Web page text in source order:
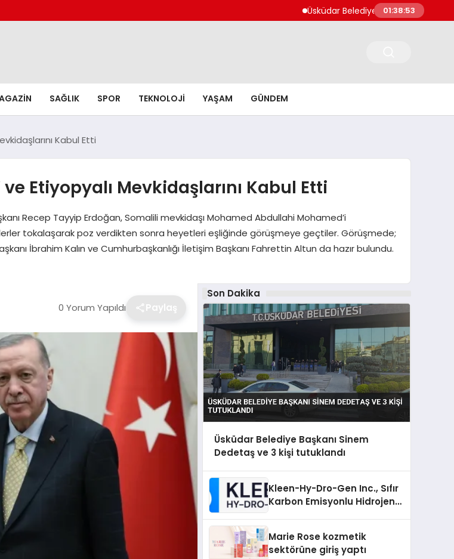
Üsküdar Belediye Başkanı Sinem
01:38:54
SAĞLIK SPOR TEKNOLOJI YAŞAM GÜNDEM
Kabul Etti
Etiyopyalı Mevkidaşlarını Kabul Etti
Recep Tayyip Erdoğan, Somalili mevkidaşı Mohamed Abdullahi Mohamed’i
liderler tokalaşarak poz verdikten sonra heyetleri eşliğinde görüşmeye geçtiler. Görüşmede;
İbrahim Kalın ve Cumhurbaşkanlığı İletişim Başkanı Fahrettin Altun da hazır bulundu.
0 Yorum Yapıldı Paylaş
Son Dakika
Üsküdar Belediye Başkanı Sinem
Dedetaş ve 3 kişi tutuklandı
Kleen-Hy-Dro-Gen Inc., Sıfır
Karbon Emisyonlu Hidrojen
Aldı
Marie Rose kozmetik
sektörüne giriş yaptı